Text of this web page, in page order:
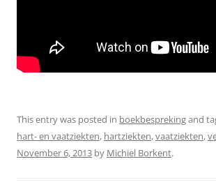
This entry was posted in boekbesprekingand
hart- en vaatziekten, hartziekten,vaatziekten,
November 6, 2013 by Michiel Borkent.